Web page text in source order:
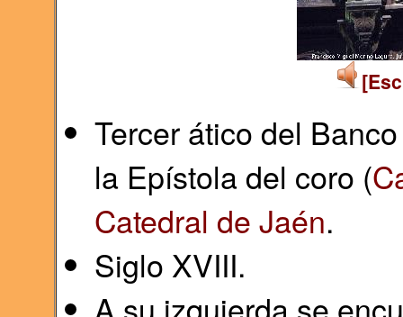
Tercer ático del
la Epístola del coro (
Catedral de Jaén.
Siglo XVIII.